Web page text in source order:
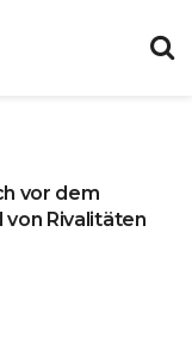
vor dem
Rivalitäten